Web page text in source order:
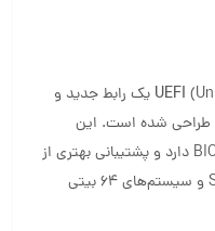
UEFI (Unified Extensible Firmware Interface) یک رابط جدید و
پیشرفته‌تر است که برای جایگزینی BIOS طراحی شده است. این
سیستم عملکردهای بیشتری نسبت به BIOS دارد و پشتیبانی بهتری از
سخت‌افزارهای مدرن مانند هاردهای SSD و سیستم‌های 64 بیتی